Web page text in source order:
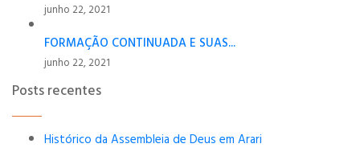
junho 22, 2021
FORMAÇÃO CONTINUADA E SUAS...
junho 22, 2021
Posts recentes
Histórico da Assembleia de Deus em Arari